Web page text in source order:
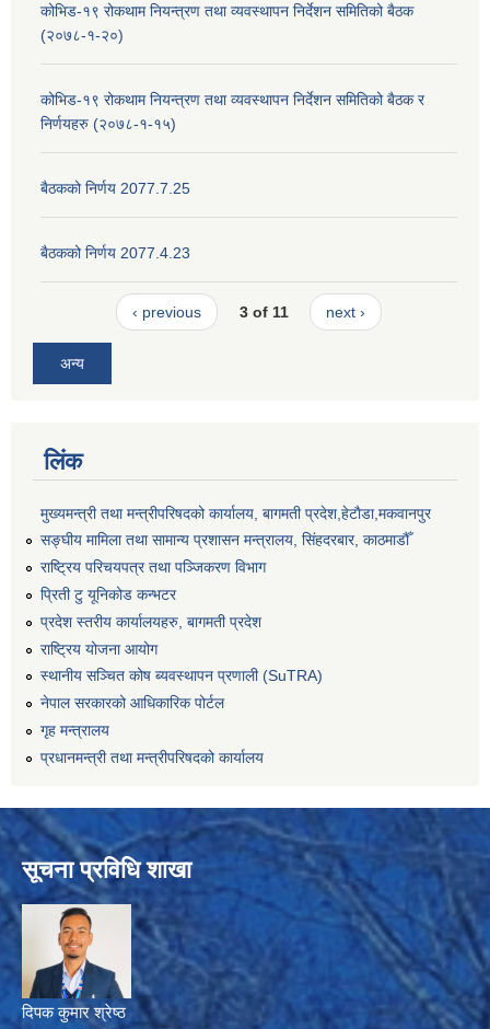
कोभिड-१९ रोकथाम नियन्त्रण तथा व्यवस्थापन निर्देशन समितिको बैठक
(२०७८-१-२०)
कोभिड-१९ रोकथाम नियन्त्रण तथा व्यवस्थापन निर्देशन समितिको बैठक र
निर्णयहरु (२०७८-१-१५)
बैठकको निर्णय 2077.7.25
बैठकको निर्णय 2077.4.23
‹ previous 3 of 11 next ›
अन्य
लिंक
मुख्यमन्त्री तथा मन्त्रीपरिषदको कार्यालय, बागमती प्रदेश,हेटाैडा,मकवानपुर
सङ्‍घीय मामिला तथा सामान्य प्रशासन मन्त्रालय, सिंहदरबार, काठमाडौँ
राष्ट्रिय परिचयपत्र तथा पञ्जिकरण विभाग
प्रिती टु यूनिकोड कन्भटर
प्रदेश स्तरीय कार्यालयहरु, बागमती प्रदेश
राष्ट्रिय योजना आयोग
स्थानीय सञ्चित कोष ब्यवस्थापन प्रणाली (SuTRA)
नेपाल सरकारको आधिकारिक पोर्टल
गृह मन्त्रालय
प्रधानमन्त्री तथा मन्त्रीपरिषदको कार्यालय
सूचना प्रविधि शाखा
दिपक कुमार श्रेष्ठ